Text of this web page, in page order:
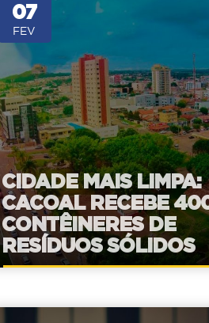
07
FEV
CIDADE MAIS LIMPA:
CACOAL RECEBE
CONTÊINERES DE
RESÍDUOS SÓLIDOS